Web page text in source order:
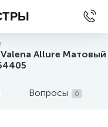
Allure Матовый
Вопросы 0